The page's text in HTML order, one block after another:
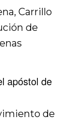
Carrillo
de
apóstol de
de